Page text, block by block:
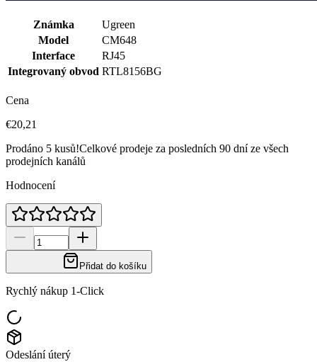
Známka
Ugreen
Model
CM648
Interface
RJ45
Integrovaný obvod RTL8156BG
Cena
€20,21
Prodáno 5 kusů!Celkové prodeje za posledních 90 dní ze všech
prodejních kanálů
Hodnocení
Přidat do košíku
Rychlý nákup 1-Click
Odeslání úterý